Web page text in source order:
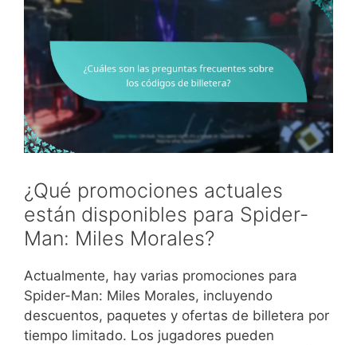
¿Qué promociones actuales
están disponibles para Spider-
Man: Miles Morales?
Actualmente, hay varias promociones para
Spider-Man: Miles Morales, incluyendo
descuentos, paquetes y ofertas de billetera por
tiempo limitado. Los jugadores pueden